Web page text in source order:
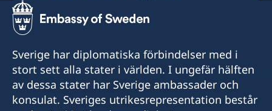
Sverige har diplomatiska förbindelser med i
stort sett alla stater i världen. I ungefär hälften
av dessa stater har Sverige ambassader och
konsulat. Sveriges utrikesrepresentation består